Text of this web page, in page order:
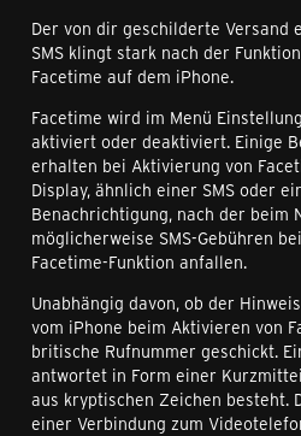
Der von dir geschilderte Versand
SMS klingt stark nach der
Facetime auf dem iPhone.
Facetime wird im Menü
aktiviert oder deaktiviert. Einige
erhalten bei Aktivierung von
Display, ähnlich einer SMS oder
Benachrichtigung, nach der beim
möglicherweise SMS-Gebühren
Facetime-Funktion anfallen.
Unabhängig davon, ob der
vom iPhone beim Aktivieren von
britische Rufnummer geschickt.
antwortet in Form einer
aus kryptischen Zeichen besteht.
einer Verbindung zum